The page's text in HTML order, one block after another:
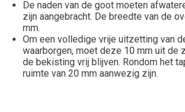
De naden van de goot moeten
zijn aangebracht. De breedte van de
mm.
Om een volledige vrije uitzetting van
waarborgen, moet deze 10 mm uit de
de bekisting vrij blijven. Rondom het
ruimte van 20 mm aanwezig zijn.